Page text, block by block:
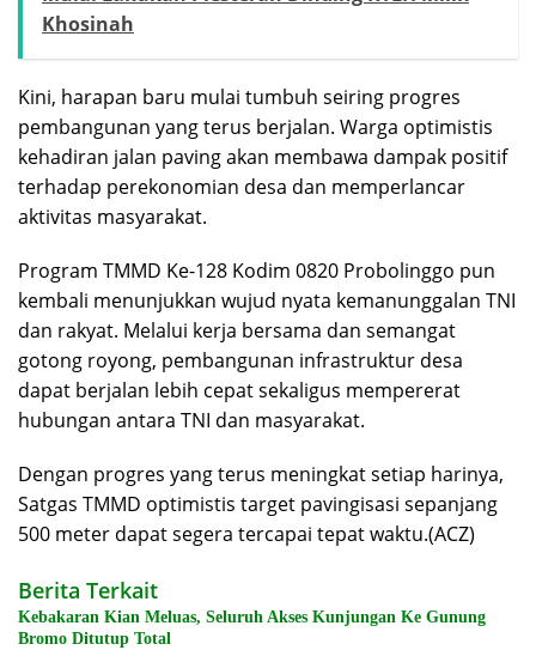
Khosinah
Kini, harapan baru mulai tumbuh seiring progres
pembangunan yang terus berjalan. Warga optimistis
kehadiran jalan paving akan membawa dampak positif
terhadap perekonomian desa dan memperlancar
aktivitas masyarakat.
Program TMMD Ke-128 Kodim 0820 Probolinggo pun
kembali menunjukkan wujud nyata kemanunggalan TNI
dan rakyat. Melalui kerja bersama dan semangat
gotong royong, pembangunan infrastruktur desa
dapat berjalan lebih cepat sekaligus mempererat
hubungan antara TNI dan masyarakat.
Dengan progres yang terus meningkat setiap harinya,
Satgas TMMD optimistis target pavingisasi sepanjang
500 meter dapat segera tercapai tepat waktu.(ACZ)
Berita Terkait
Kebakaran Kian Meluas, Seluruh Akses Kunjungan Ke Gunung
Bromo Ditutup Total